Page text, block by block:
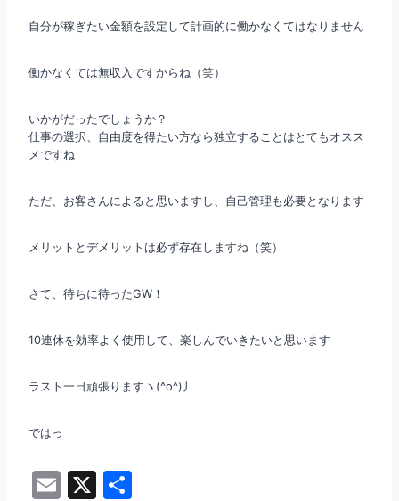
自分が稼ぎたい金額を設定して計画的に働かなくてはなりません
働かなくては無収入ですからね（笑）
いかがだったでしょうか？
仕事の選択、自由度を得たい方なら独立することはとてもオスス
メですね
ただ、お客さんによると思いますし、自己管理も必要となります
メリットとデメリットは必ず存在しますね（笑）
さて、待ちに待ったGW！
10連休を効率よく使用して、楽しんでいきたいと思います
ラスト一日頑張りますヽ(^o^)丿
ではっ
E
X